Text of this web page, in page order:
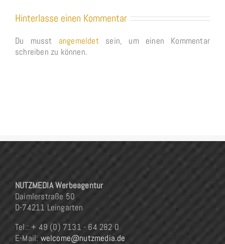
Hinterlasse einen Kommentar
Du musst angemeldet sein, um einen Kommentar
schreiben zu können.
NUTZMEDIA Werbeagentur
Daimlerstraße 50
D-74211 Leingarten
Tel.: + 49 (0) 7131 - 64 282 0
E-Mail: welcome@nutzmedia.de